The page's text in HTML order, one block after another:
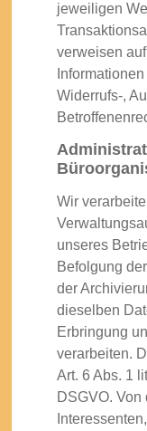
jeweiligen
verweisen
Widerrufs-,
Wir
unseres
Befolgung
der
dieselben
Erbringung
verarbeiten.
Art. 6 Abs. 1
DSGVO.